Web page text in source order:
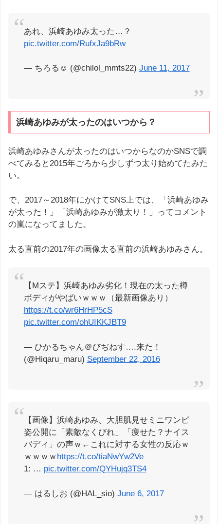
あれ、浜崎あゆみ太った…？
pic.twitter.com/RufxJa9bRw
— ちろる☺︎ (@chilol_mmts22) June 11, 2017
浜崎あゆみが太ったのはいつから？
浜崎あゆみさんが太ったのはいつからなのかSNSで調
べてみると2015年ごろから少しずつ太り始めてたみた
い。
で、2017～2018年にかけてSNS上では、「浜崎あゆみ
が太った！」「浜崎あゆみが激太り！」ってコメント
の嵐になってました。
太る直前の2017年の画像太る直前の浜崎あゆみさん。
【Mステ】浜崎あゆみ劣化！現在の太った樽
ボディがやばいｗｗｗ（最新画像あり）
https://t.co/wr6HrHP5cS
pic.twitter.com/ohUIKKJBT9
— ひかるちゃん＠びぢねす….来た！
(@Hiqaru_maru) September 22, 2016
【画像】浜崎あゆみ、大胆肌見せミニワンピ
姿公開に「素敵なくびれ」「痩せた？ナイス
バディ」の声ｗ←これに対する女性の反応ｗ
ｗｗｗｗ https://t.co/tiaNwYw2Ve
1: … pic.twitter.com/QYHujq3TS4
— はるしお (@HAL_sio) June 6, 2017